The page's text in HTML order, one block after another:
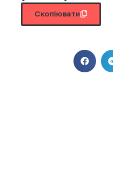
Скопіювати